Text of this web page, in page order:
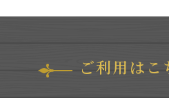
ご利用はこ